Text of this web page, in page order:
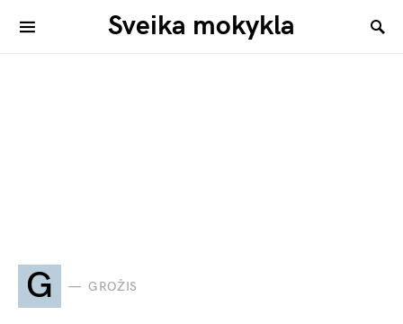
Sveika mokykla
G GROŽIS